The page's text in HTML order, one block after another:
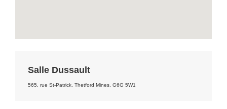
Salle Dussault
565, rue St-Patrick, Thetford Mines, G6G 5W1